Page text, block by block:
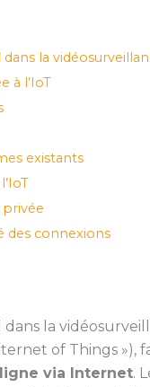
la
à l’IoT
existants
privée
des connexions
la
of Things
via Internet.